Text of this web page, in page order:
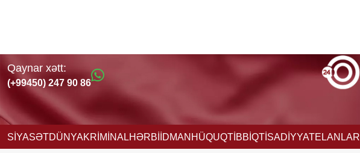
Qaynar xətt:
(+99450) 247 90 86
SİYASƏTDÜNYAKRİMİNAL HƏRBİİDMANHÜQUQTİBBİQTİSADİYYATELANLAR